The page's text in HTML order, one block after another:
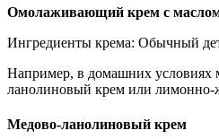
Омолаживающий крем с
Ингредиенты крема: Обычный
Например, в домашних условиях
ланолиновый крем или лимонно-
Медово-ланолиновый крем